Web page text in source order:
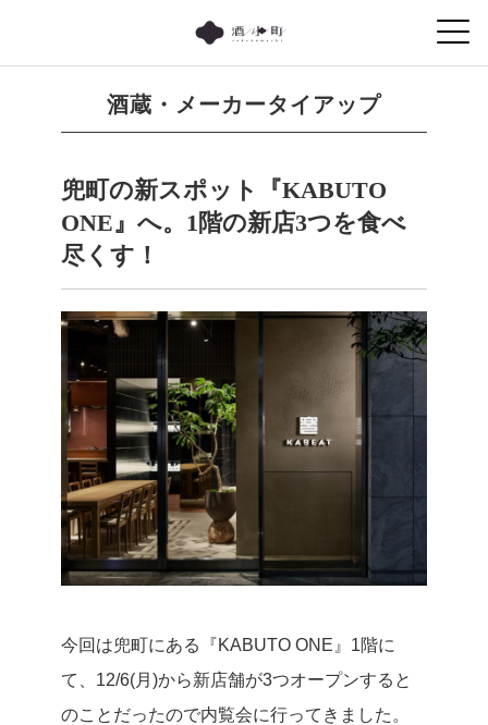
酒蔵・メーカータイアップ
兜町の新スポット『KABUTO
ONE』へ。1階の新店3つを食べ
尽くす！
今回は兜町にある『KABUTO ONE』1階に
て、12/6(月)から新店舗が3つオープンすると
のことだったので内覧会に行ってきました。